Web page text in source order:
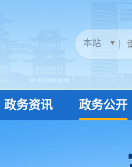
政务资讯 政务公开